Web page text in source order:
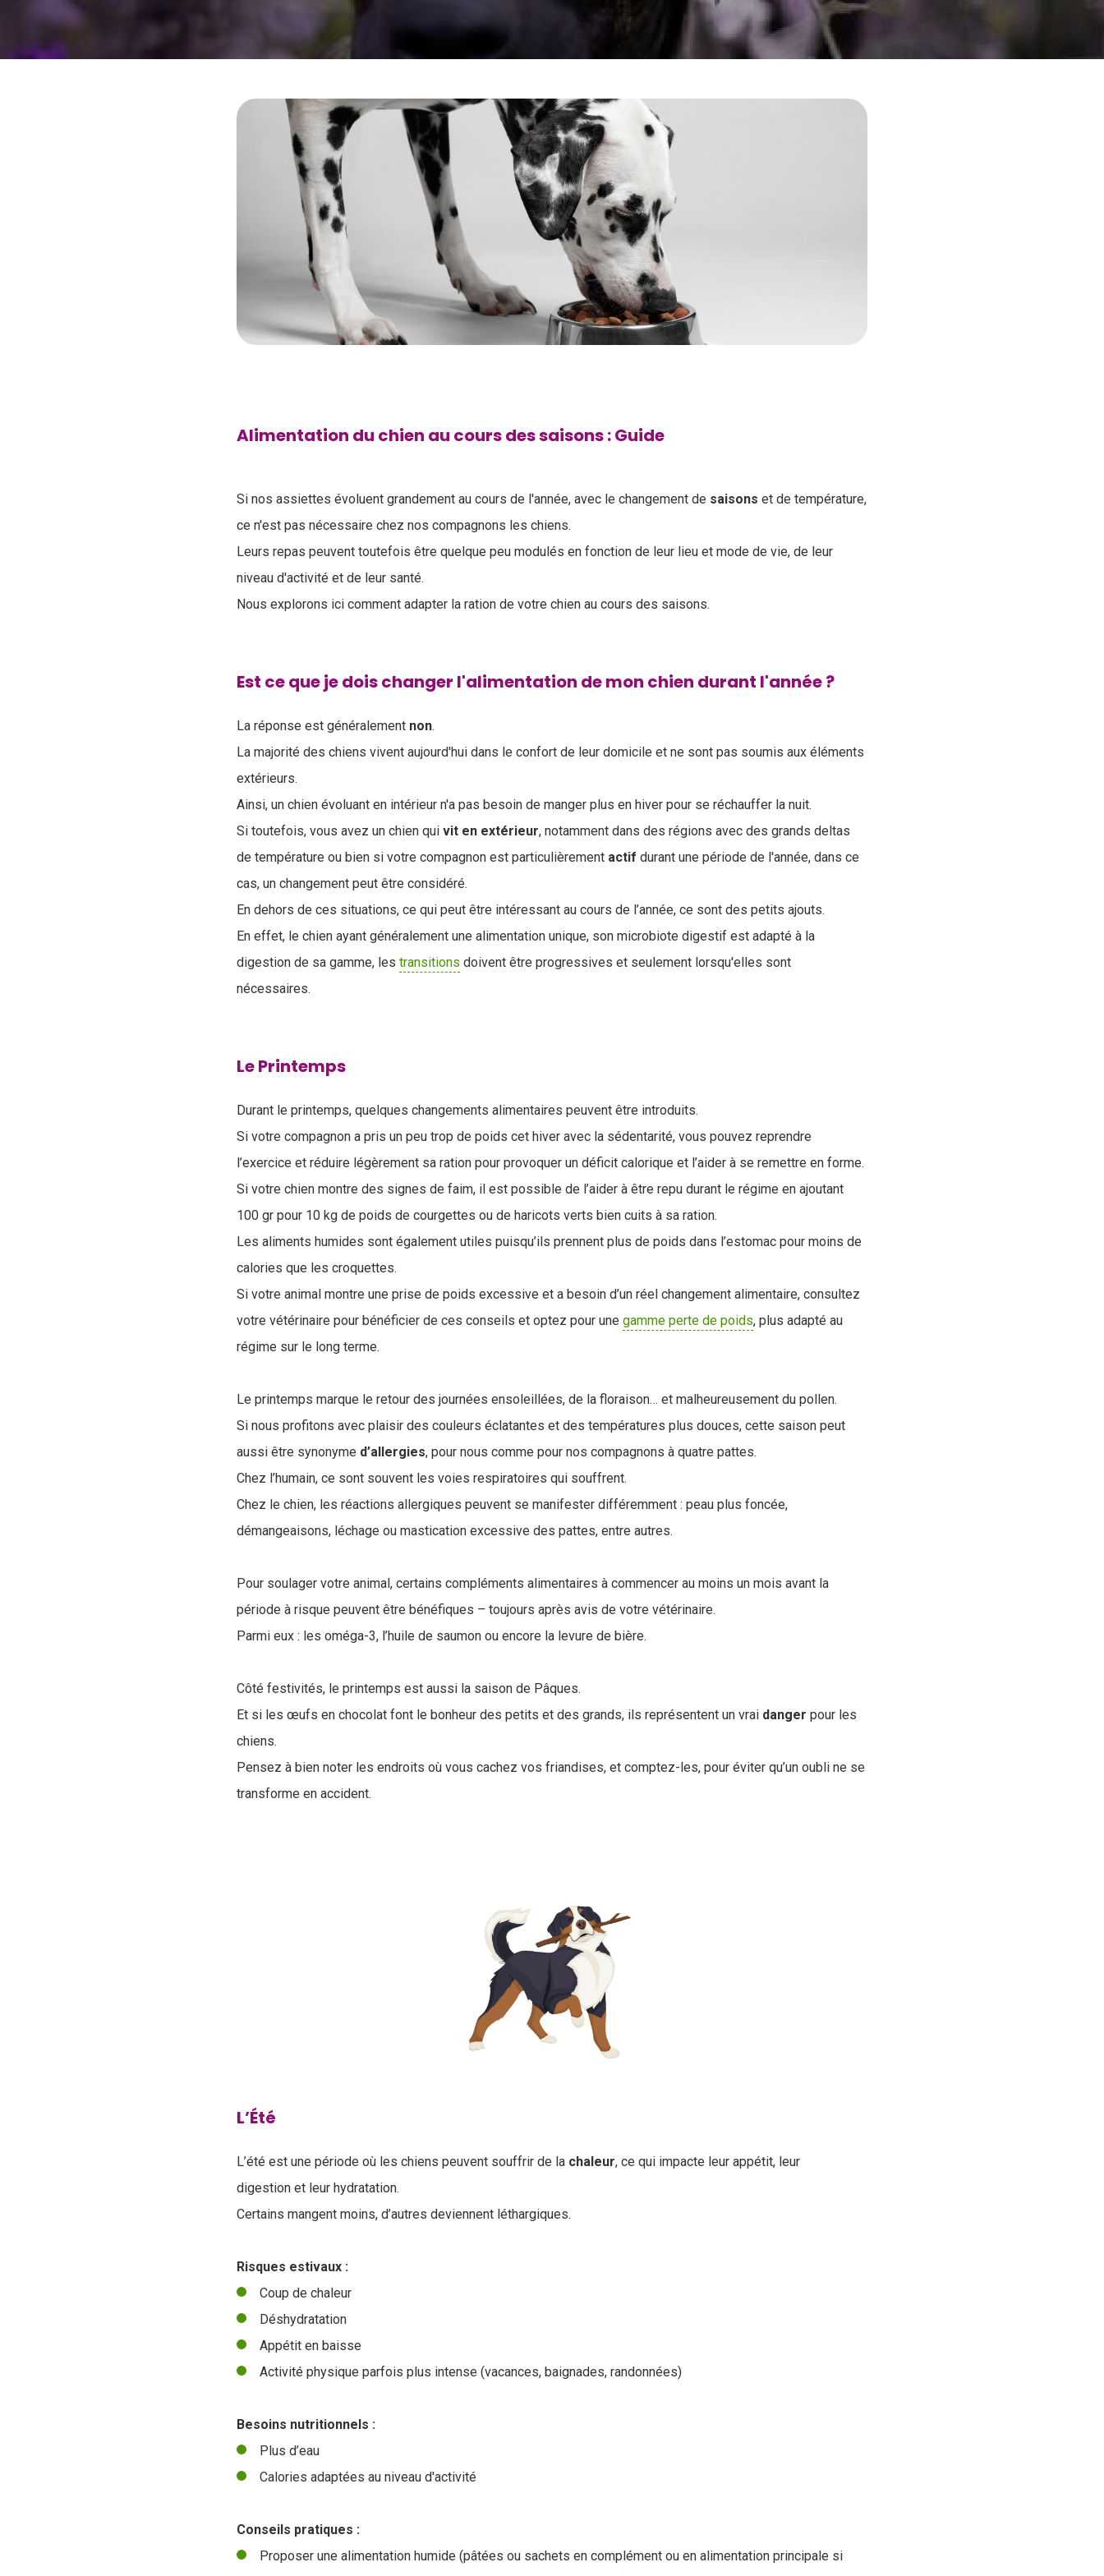
Alimentation du chien au cours des saisons : Guide
Si nos assiettes évoluent grandement au cours de l'année, avec le changement de saisons et de température,
ce n'est pas nécessaire chez nos compagnons les chiens.
Leurs repas peuvent toutefois être quelque peu modulés en fonction de leur lieu et mode de vie, de leur
niveau d'activité et de leur santé.
Nous explorons ici comment adapter la ration de votre chien au cours des saisons.
Est ce que je dois changer l'alimentation de mon chien durant l'année ?
La réponse est généralement non.
La majorité des chiens vivent aujourd'hui dans le confort de leur domicile et ne sont pas soumis aux éléments
extérieurs.
Ainsi, un chien évoluant en intérieur n'a pas besoin de manger plus en hiver pour se réchauffer la nuit.
Si toutefois, vous avez un chien qui vit en extérieur, notamment dans des régions avec des grands deltas
de température ou bien si votre compagnon est particulièrement actif durant une période de l'année, dans ce
cas, un changement peut être considéré.
En dehors de ces situations, ce qui peut être intéressant au cours de l’année, ce sont des petits ajouts.
En effet, le chien ayant généralement une alimentation unique, son microbiote digestif est adapté à la
digestion de sa gamme, les transitions doivent être progressives et seulement lorsqu'elles sont
nécessaires.
Le Printemps
Durant le printemps, quelques changements alimentaires peuvent être introduits.
Si votre compagnon a pris un peu trop de poids cet hiver avec la sédentarité, vous pouvez reprendre
l’exercice et réduire légèrement sa ration pour provoquer un déficit calorique et l’aider à se remettre en forme.
Si votre chien montre des signes de faim, il est possible de l’aider à être repu durant le régime en ajoutant
100 gr pour 10 kg de poids de courgettes ou de haricots verts bien cuits à sa ration.
Les aliments humides sont également utiles puisqu’ils prennent plus de poids dans l’estomac pour moins de
calories que les croquettes.
Si votre animal montre une prise de poids excessive et a besoin d’un réel changement alimentaire, consultez
votre vétérinaire pour bénéficier de ces conseils et optez pour une gamme perte de poids, plus adapté au
régime sur le long terme.
Le printemps marque le retour des journées ensoleillées, de la floraison… et malheureusement du pollen.
Si nous profitons avec plaisir des couleurs éclatantes et des températures plus douces, cette saison peut
aussi être synonyme d’allergies, pour nous comme pour nos compagnons à quatre pattes.
Chez l’humain, ce sont souvent les voies respiratoires qui souffrent.
Chez le chien, les réactions allergiques peuvent se manifester différemment : peau plus foncée,
démangeaisons, léchage ou mastication excessive des pattes, entre autres.
Pour soulager votre animal, certains compléments alimentaires à commencer au moins un mois avant la
période à risque peuvent être bénéfiques – toujours après avis de votre vétérinaire.
Parmi eux : les oméga-3, l’huile de saumon ou encore la levure de bière.
Côté festivités, le printemps est aussi la saison de Pâques.
Et si les œufs en chocolat font le bonheur des petits et des grands, ils représentent un vrai danger pour les
chiens.
Pensez à bien noter les endroits où vous cachez vos friandises, et comptez-les, pour éviter qu’un oubli ne se
transforme en accident.
L’Été
L’été est une période où les chiens peuvent souffrir de la chaleur, ce qui impacte leur appétit, leur
digestion et leur hydratation.
Certains mangent moins, d’autres deviennent léthargiques.
Risques estivaux :
Coup de chaleur
Déshydratation
Appétit en baisse
Activité physique parfois plus intense (vacances, baignades, randonnées)
Besoins nutritionnels :
Plus d’eau
Calories adaptées au niveau d'activité
Conseils pratiques :
Proposer une alimentation humide (pâtées ou sachets en complément ou en alimentation principale si